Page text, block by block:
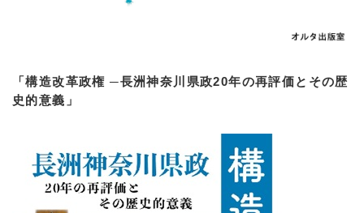
「構造改革政権 ─長洲神奈川県政20年の再評価とその歴
史的意義」